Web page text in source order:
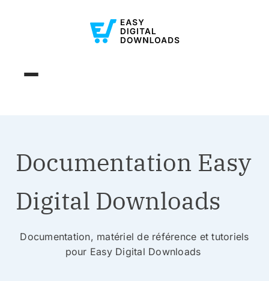
Documentation Easy
Digital Downloads
Documentation, matériel de référence et tutoriels
pour Easy Digital Downloads